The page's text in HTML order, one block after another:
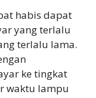
habis dapat
yang terlalu
terlalu lama.
ke tingkat
waktu lampu